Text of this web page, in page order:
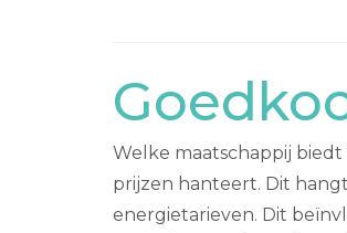
Welke maatschappij
prijzen hanteert. Dit
energietarieven. Dit